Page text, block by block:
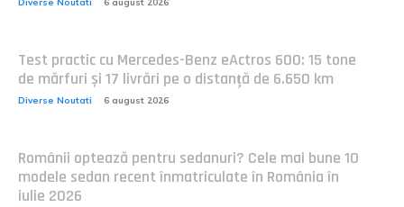
Test practic cu Mercedes-Benz eActros 600: 15 tone
de mărfuri și 17 livrări pe o distanță de 6.650 km
Diverse Noutati 6 august 2026
Românii optează pentru sedanuri? Cele mai bune 10
modele sedan recent înmatriculate în România în
iulie 2026